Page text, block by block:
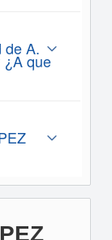
de A.
¿A que